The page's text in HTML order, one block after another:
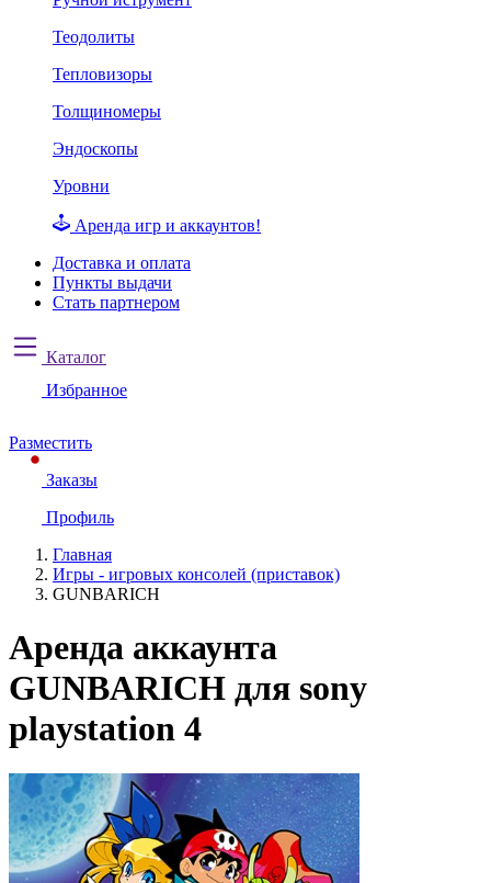
Теодолиты
Тепловизоры
Толщиномеры
Эндоскопы
Уровни
Аренда игр и аккаунтов!
Доставка и оплата
Пункты выдачи
Стать партнером
Каталог
Избранное
Разместить
Заказы
Профиль
Главная
Игры - игровых консолей (приставок)
GUNBARICH
Аренда аккаунта
GUNBARICH для sony
playstation 4